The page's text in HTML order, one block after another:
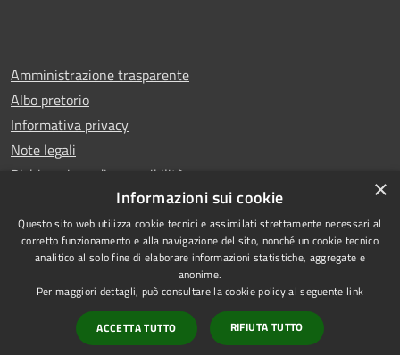
Amministrazione trasparente
Albo pretorio
Informativa privacy
Note legali
Dichiarazione di accessibilità
RSS
Accessibilità
Copyright © 2026 • Comune di
Carugo • Powered by
Municipium•Accesso
redazione
×
Informazioni sui cookie
Questo sito web utilizza cookie tecnici e assimilati strettamente necessari al
corretto funzionamento e alla navigazione del sito, nonché un cookie tecnico
analitico al solo fine di elaborare informazioni statistiche, aggregate e
anonime.
Per maggiori dettagli, può consultare la cookie policy al seguente link
ACCETTA TUTTO RIFIUTA TUTTO